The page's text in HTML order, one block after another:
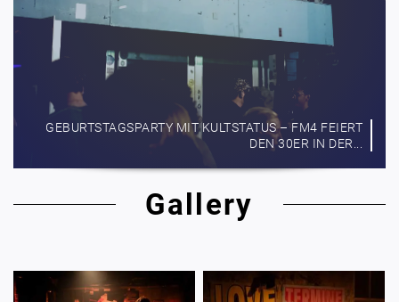
GEBURTSTAGSPARTY MIT KULTSTATUS – FM4 FEIERT
DEN 30ER IN DER...
Gallery